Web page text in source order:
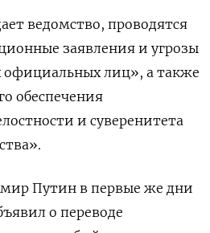
ведомство, проводятся
заявления и угрозы
официальных лиц», а также
обеспечения
и суверенитета
Путин в первые же дни
о переводе